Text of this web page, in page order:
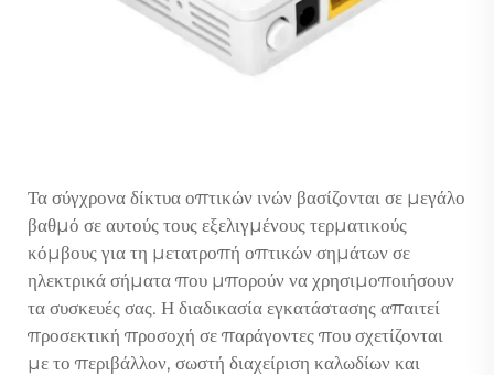
Τα σύγχρονα δίκτυα οπτικών ινών βασίζονται σε μεγάλο
βαθμό σε αυτούς τους εξελιγμένους τερματικούς
κόμβους για τη μετατροπή οπτικών σημάτων σε
ηλεκτρικά σήματα που μπορούν να χρησιμοποιήσουν
τα συσκευές σας. Η διαδικασία εγκατάστασης απαιτεί
προσεκτική προσοχή σε παράγοντες που σχετίζονται
με το περιβάλλον, σωστή διαχείριση καλωδίων και